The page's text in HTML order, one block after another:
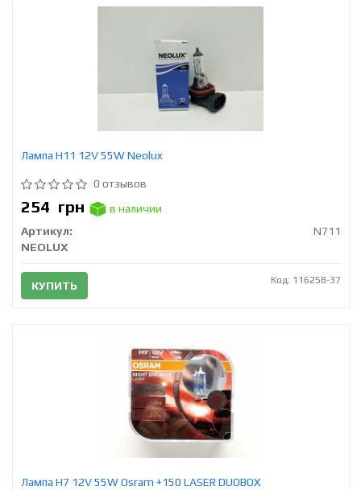
Лампа H11 12V 55W Neolux
0 отзывов
254 грн
в наличии
Артикул:
N711
NEOLUX
КУПИТЬ Код: 116258-37
Лампа H7 12V 55W Osram +150 LASER DUOBOX